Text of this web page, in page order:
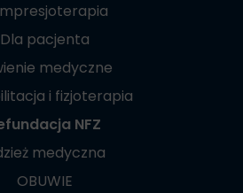
Dla pacjenta
medyczne
i fizjoterapia
NFZ
medyczna
OBUWIE